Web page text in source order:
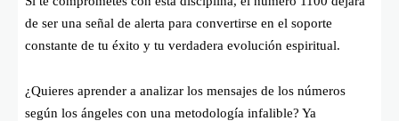
de ser una señal de alerta para convertirse en el soporte
constante de tu éxito y tu verdadera evolución espiritual.
¿Quieres aprender a analizar los mensajes de los números
según los ángeles con una metodología infalible? Ya